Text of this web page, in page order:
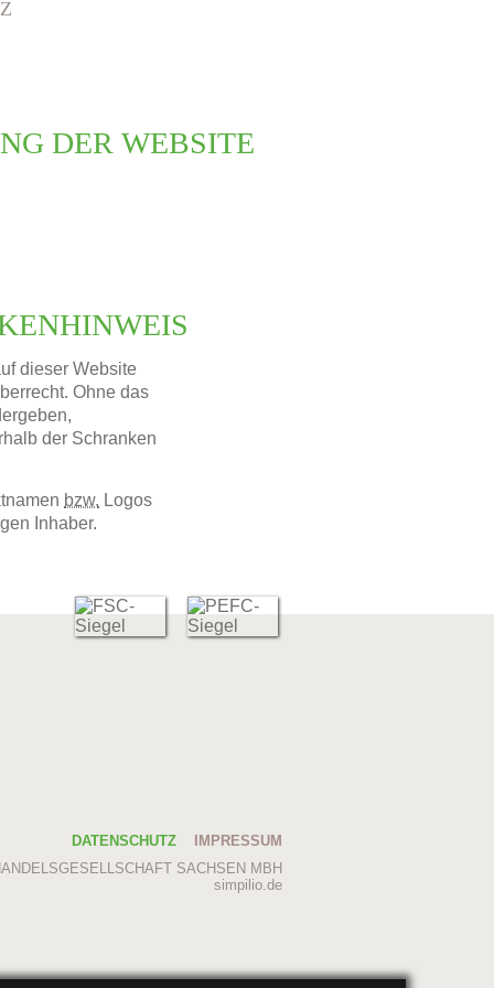
DER WEBSITE
dieser Website
Ohne das
der Schranken
bzw. Logos
Inhaber.
IMPRESSUM
DATENSCHUTZ
SACHSEN MBH
simpilio.de